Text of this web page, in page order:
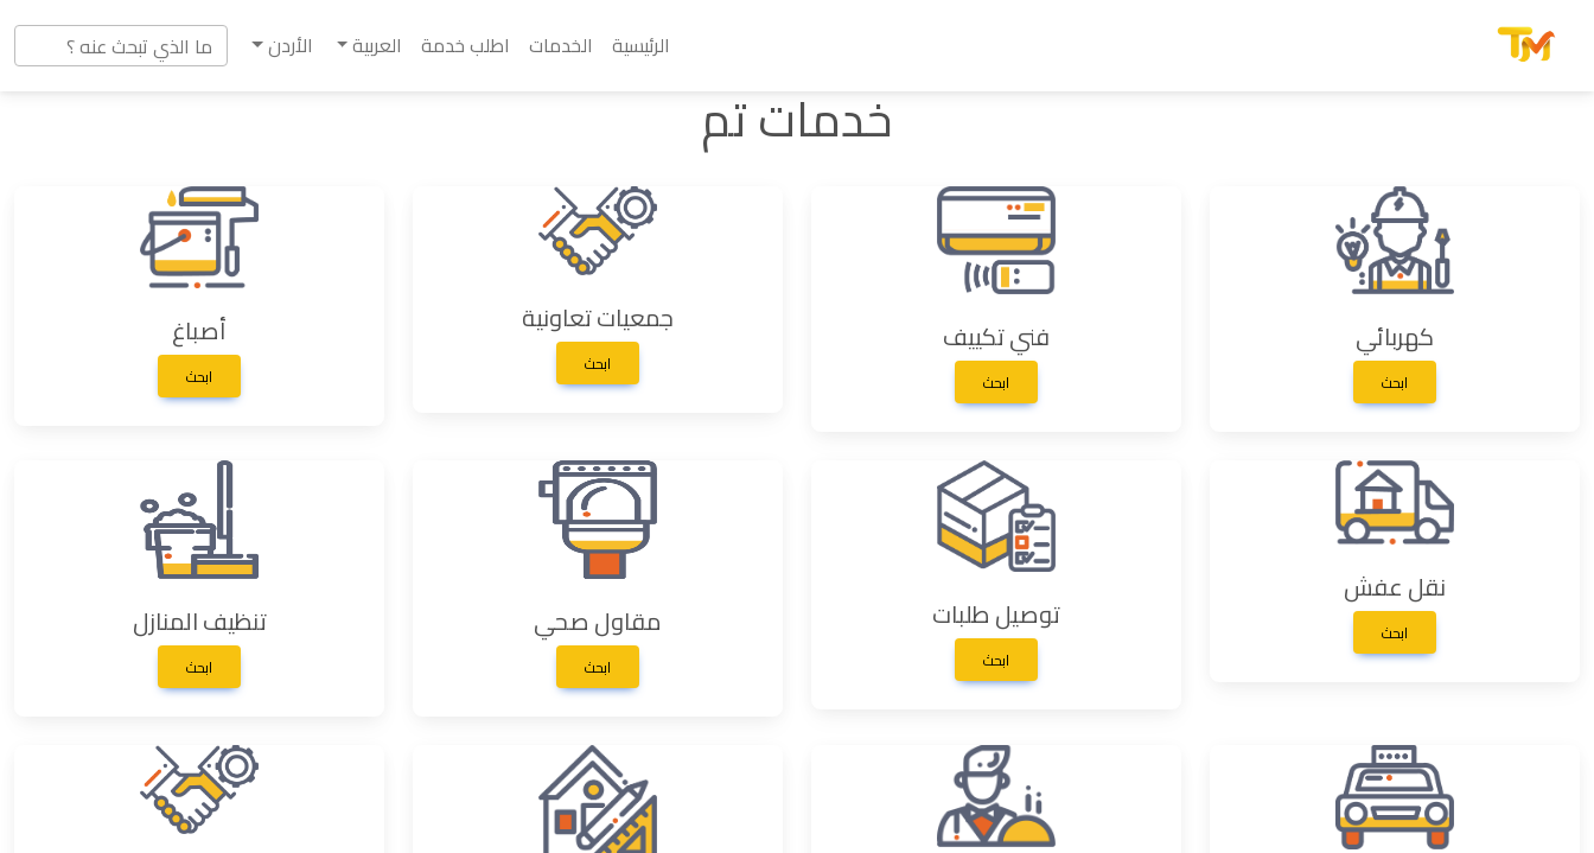
الرئيسية الخدمات اطلب خدمة العربية الأردن
خدمات تم
كهربائي
ابحث
فني تكييف
ابحث
جمعيات تعاونية
ابحث
أصباغ
ابحث
نقل عفش
ابحث توصيل طلبات
ابحث
مقاول صحي
ابحث
تنظيف المنازل
ابحث